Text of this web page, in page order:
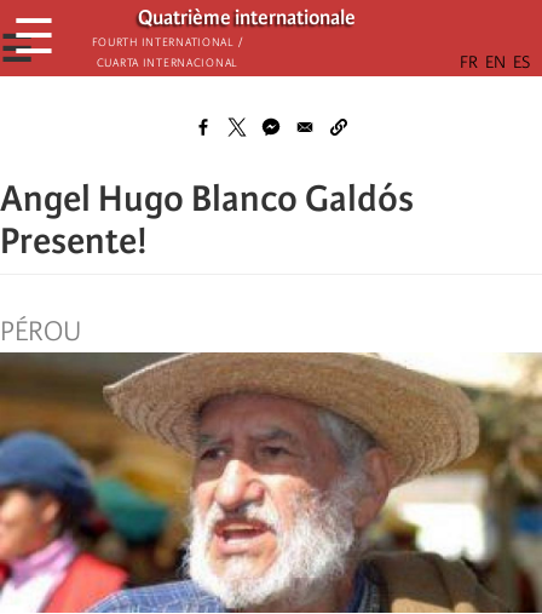
Aller
au
contenu
Quatrième internationale
Fourth International /
Cuarta Internacional
☰
☰
Angel Hugo Blanco Galdós
Presente!
PÉROU